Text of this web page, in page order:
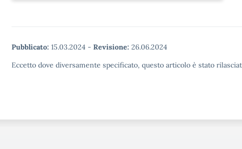
Pubblicato: 15.03.2024 - Revisione: 26.06.2024
Eccetto dove diversamente specificato, questo articolo è stato